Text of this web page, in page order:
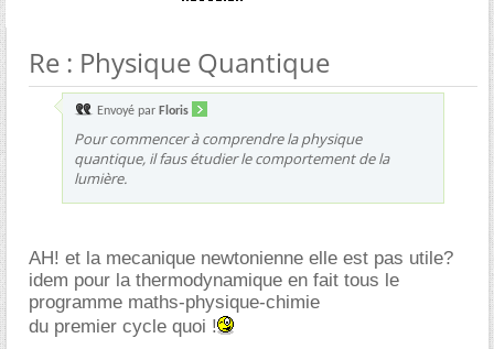
Re : Physique Quantique
Envoyé par Floris
Pour commencer à comprendre la physique
quantique, il faus étudier le comportement de la
lumière.
AH! et la mecanique newtonienne elle est pas utile?
idem pour la thermodynamique en fait tous le
programme maths-physique-chimie
du premier cycle quoi !